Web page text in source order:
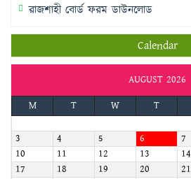
রাজশাহী বোর্ড ফরম ডাউনলোড
Calendar
AUGUST 2026
M
T W T
3
4 5 6 7
10
11 12 13 14
17
18 19 20 21